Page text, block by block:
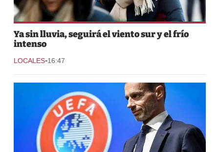
Ya sin lluvia, seguirá el viento sur y el frío
intenso
LOCALES-16:47